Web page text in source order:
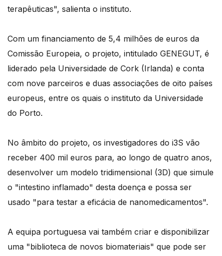
terapêuticas", salienta o instituto.
Com um financiamento de 5,4 milhões de euros da
Comissão Europeia, o projeto, intitulado GENEGUT, é
liderado pela Universidade de Cork (Irlanda) e conta
com nove parceiros e duas associações de oito países
europeus, entre os quais o instituto da Universidade
do Porto.
No âmbito do projeto, os investigadores do i3S vão
receber 400 mil euros para, ao longo de quatro anos,
desenvolver um modelo tridimensional (3D) que simule
o "intestino inflamado" desta doença e possa ser
usado "para testar a eficácia de nanomedicamentos".
A equipa portuguesa vai também criar e disponibilizar
uma "biblioteca de novos biomateriais" que pode ser